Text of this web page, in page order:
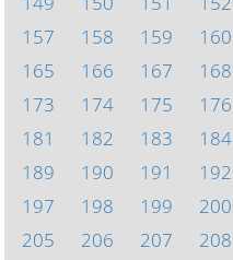
157
158 159 160
165
166 167 168
173
174 175 176
181
182 183 184
189
190 191 192
197
198 199 200
205
206 207 208